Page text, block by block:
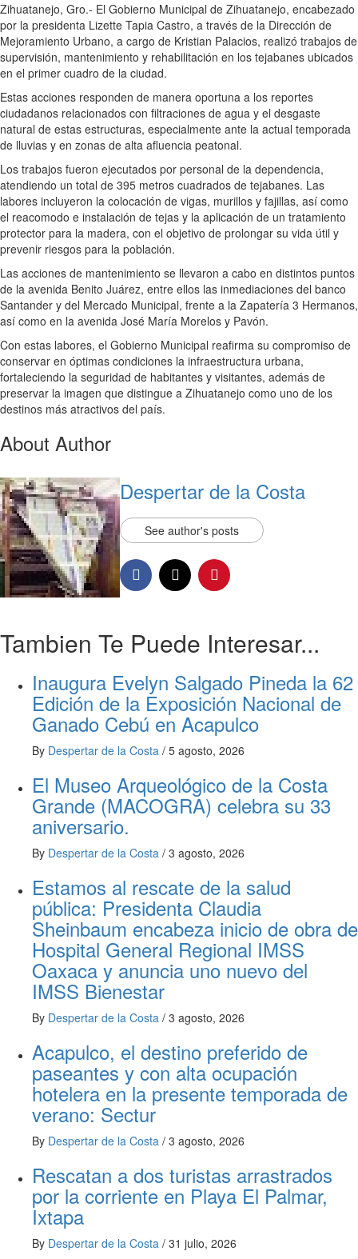
Zihuatanejo, Gro.- El Gobierno Municipal de Zihuatanejo, encabezado
por la presidenta Lizette Tapia Castro, a través de la Dirección de
Mejoramiento Urbano, a cargo de Kristian Palacios, realizó trabajos de
supervisión, mantenimiento y rehabilitación en los tejabanes ubicados
en el primer cuadro de la ciudad.
Estas acciones responden de manera oportuna a los reportes
ciudadanos relacionados con filtraciones de agua y el desgaste
natural de estas estructuras, especialmente ante la actual temporada
de lluvias y en zonas de alta afluencia peatonal.
Los trabajos fueron ejecutados por personal de la dependencia,
atendiendo un total de 395 metros cuadrados de tejabanes. Las
labores incluyeron la colocación de vigas, murillos y fajillas, así como
el reacomodo e instalación de tejas y la aplicación de un tratamiento
protector para la madera, con el objetivo de prolongar su vida útil y
prevenir riesgos para la población.
Las acciones de mantenimiento se llevaron a cabo en distintos puntos
de la avenida Benito Juárez, entre ellos las inmediaciones del banco
Santander y del Mercado Municipal, frente a la Zapatería 3 Hermanos,
así como en la avenida José María Morelos y Pavón.
Con estas labores, el Gobierno Municipal reafirma su compromiso de
conservar en óptimas condiciones la infraestructura urbana,
fortaleciendo la seguridad de habitantes y visitantes, además de
preservar la imagen que distingue a Zihuatanejo como uno de los
destinos más atractivos del país.
About Author
Despertar de la Costa
See author's posts
Tambien Te Puede Interesar...
Inaugura Evelyn Salgado Pineda la 62
Edición de la Exposición Nacional de
Ganado Cebú en Acapulco
By Despertar de la Costa / 5 agosto, 2026
El Museo Arqueológico de la Costa
Grande (MACOGRA) celebra su 33
aniversario.
By Despertar de la Costa / 3 agosto, 2026
Estamos al rescate de la salud
pública: Presidenta Claudia
Sheinbaum encabeza inicio de obra de
Hospital General Regional IMSS
Oaxaca y anuncia uno nuevo del
IMSS Bienestar
By Despertar de la Costa / 3 agosto, 2026
Acapulco, el destino preferido de
paseantes y con alta ocupación
hotelera en la presente temporada de
verano: Sectur
By Despertar de la Costa / 3 agosto, 2026
Rescatan a dos turistas arrastrados
por la corriente en Playa El Palmar,
Ixtapa
By Despertar de la Costa / 31 julio, 2026